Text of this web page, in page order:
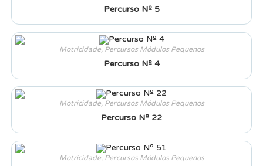
Percurso Nº 5
Motricidade, Percursos Módulos Pequenos
Percurso Nº 4
Motricidade, Percursos Módulos Pequenos
Percurso Nº 22
Motricidade, Percursos Módulos Pequenos